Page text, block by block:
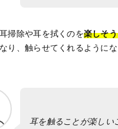
掃除や耳を拭くのを楽しそ
り、触らせてくれるように
耳を触ることが楽しい